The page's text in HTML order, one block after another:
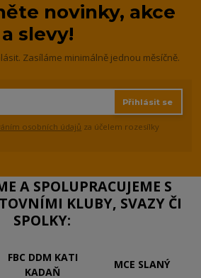
novinky, akce
a slevy!
Zasíláme minimálně jednou měsíčně.
Přihlásit se
osobních údajů za účelem rozesílky
A SPOLUPRACUJEME S
KLUBY, SVAZY ČI
SPOLKY:
FBC DDM KATI
KADAŇ
MCE SLANÝ